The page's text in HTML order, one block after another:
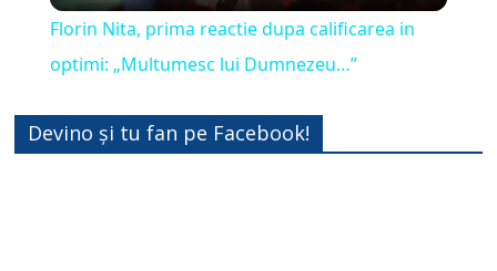
a
y
Florin Nita, prima reactie dupa calificarea in
optimi: „Multumesc lui Dumnezeu…”
Devino și tu fan pe Facebook!